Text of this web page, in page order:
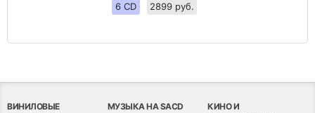
6 CD 2899 руб.
ВИНИЛОВЫЕ
МУЗЫКА НА SACD
КИНО И